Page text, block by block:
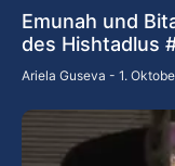
Emunah und
des Hishtadlus
Ariela Guseva 1.